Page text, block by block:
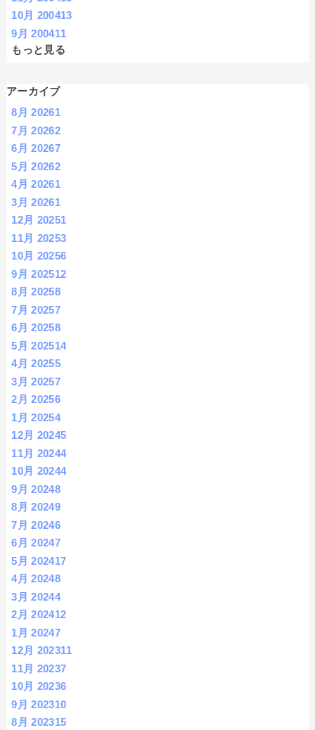
10月 200413
9月 200411
もっと見る
アーカイブ
8月 20261
7月 20262
6月 20267
5月 20262
4月 20261
3月 20261
12月 20251
11月 20253
10月 20256
9月 202512
8月 20258
7月 20257
6月 20258
5月 202514
4月 20255
3月 20257
2月 20256
1月 20254
12月 20245
11月 20244
10月 20244
9月 20248
8月 20249
7月 20246
6月 20247
5月 202417
4月 20248
3月 20244
2月 202412
1月 20247
12月 202311
11月 20237
10月 20236
9月 202310
8月 202315